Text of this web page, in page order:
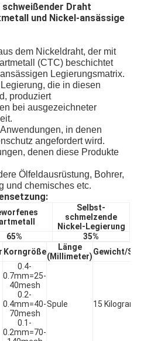
Draht
und Nickel-ansässige
dem Nickeldraht, der mit
(CTC) beschichtet
Legierungsmatrix.
die in diesen
produziert
bei ausgezeichneter
in denen
angefordert wird.
denen diese Produkte
Ölfeldausrüstung, Bohrer,
und chemisches etc.
Selbst-
schmelzende
Nickel-Legierung
65%
35%
Korngröße
Länge
(Millimeter)Gewicht/Spule
0.4-
0.7mm=25-
40mesh
0.2-
0.4mm=40-
70mesh
0.1-
0.2mm=70-
Spule 15 Kilogramm